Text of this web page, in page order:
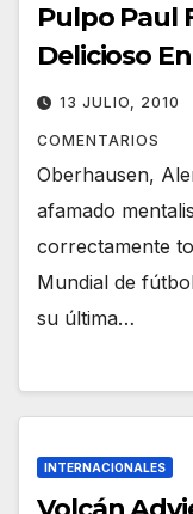
Pulpo Paul
Delicioso
13 JULIO, 2010
COMENTARIOS
Oberhausen,
afamado
correctamente
Mundial de
su última…
INTERNACIONALES